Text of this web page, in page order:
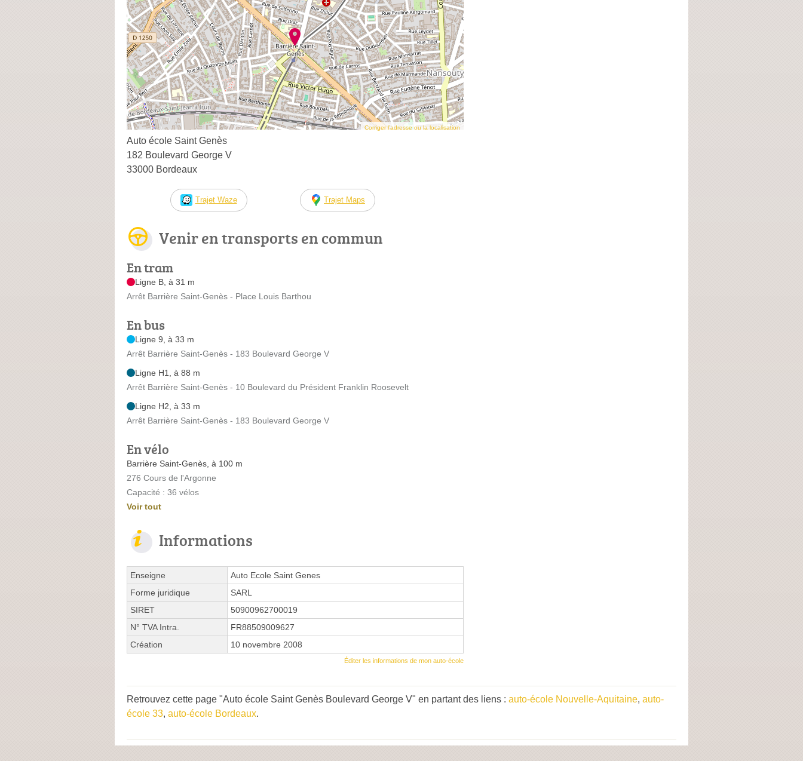
Corriger l’adresse ou la localisation
Auto école Saint Genès
182 Boulevard George V
33000 Bordeaux
Trajet Waze Trajet Maps
Venir en transports en commun
En tram
Ligne B, à 31 m
Arrêt Barrière Saint-Genès - Place Louis Barthou
En bus
Ligne 9, à 33 m
Arrêt Barrière Saint-Genès - 183 Boulevard George V
Ligne H1, à 88 m
Arrêt Barrière Saint-Genès - 10 Boulevard du Président Franklin Roosevelt
Ligne H2, à 33 m
Arrêt Barrière Saint-Genès - 183 Boulevard George V
En vélo
Barrière Saint-Genès, à 100 m
276 Cours de l'Argonne
Capacité : 36 vélos
Voir tout
Informations
Enseigne
Auto Ecole Saint Genes
Forme juridique
SARL
SIRET
50900962700019
N° TVA Intra.
FR88509009627
Création
10 novembre 2008
Éditer les informations de mon auto-école
Retrouvez cette page "Auto école Saint Genès Boulevard George V" en partant des liens : auto-école Nouvelle-Aquitaine, auto-
école 33, auto-école Bordeaux.